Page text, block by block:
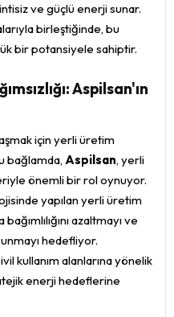
ve güçlü enerji sunar.
birleştiğinde, bu
bir potansiyele sahiptir.
Aspilsan'ın
için yerli üretim
bağlamda, Aspilsan, yerli
önemli bir rol oynuyor.
yapılan yerli üretim
azaltmayı ve
hedefliyor.
kullanım alanlarına yönelik
enerji hedeflerine